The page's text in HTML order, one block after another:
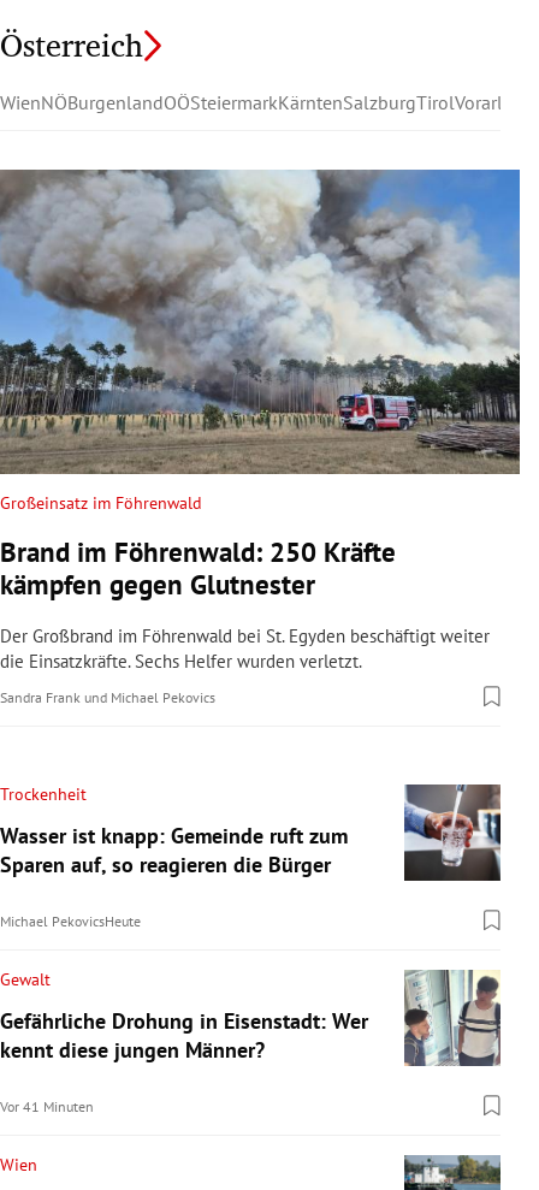
Österreich
WienNÖBurgenlandOÖSteiermarkKärntenSalzburgTirolVorarlberg
Großeinsatz im Föhrenwald
Brand im Föhrenwald: 250 Kräfte
kämpfen gegen Glutnester
Der Großbrand im Föhrenwald bei St. Egyden beschäftigt weiter
die Einsatzkräfte. Sechs Helfer wurden verletzt.
Sandra Frank und Michael Pekovics
Trockenheit
Wasser ist knapp: Gemeinde ruft zum
Sparen auf, so reagieren die Bürger
Michael PekovicsHeute
Gewalt
Gefährliche Drohung in Eisenstadt: Wer
kennt diese jungen Männer?
Vor 41 Minuten
Wien